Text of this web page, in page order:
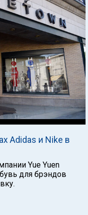
Adidas и Nike в
Yue Yuen
для брэндов